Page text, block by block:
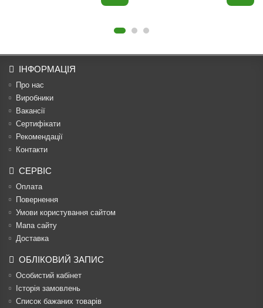
ІНФОРМАЦІЯ
Про нас
Виробники
Вакансії
Сертифікати
Рекомендації
Контакти
СЕРВІС
Оплата
Повернення
Умови користування сайтом
Мапа сайту
Доставка
ОБЛІКОВИЙ ЗАПИС
Особистий кабінет
Історія замовлень
Список бажаних товарів